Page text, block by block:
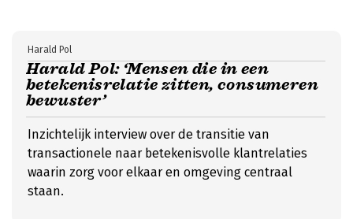
Harald Pol: ‘Mensen die in een
betekenisrelatie zitten, consumeren
bewuster’
Harald Pol
Inzichtelijk interview over de transitie van
transactionele naar betekenisvolle klantrelaties
waarin zorg voor elkaar en omgeving centraal
staan.